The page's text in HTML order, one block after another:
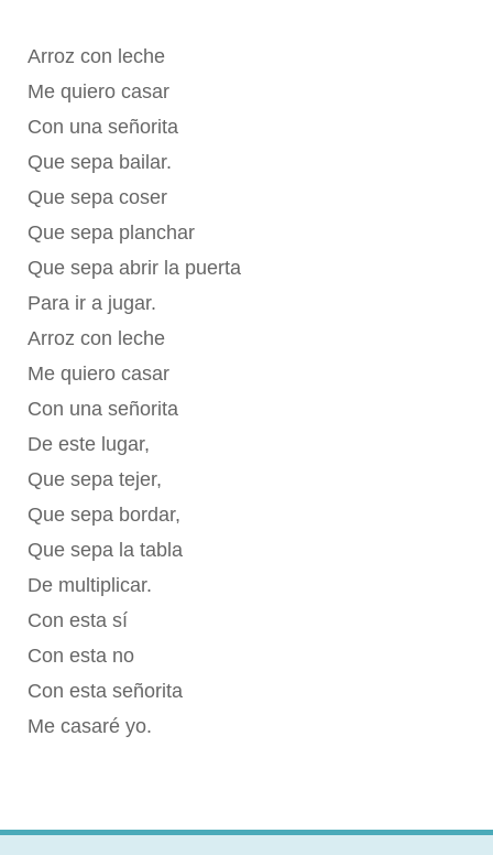
Arroz con leche
Me quiero casar
Con una señorita
Que sepa bailar.
Que sepa coser
Que sepa planchar
Que sepa abrir la puerta
Para ir a jugar.
Arroz con leche
Me quiero casar
Con una señorita
De este lugar,
Que sepa tejer,
Que sepa bordar,
Que sepa la tabla
De multiplicar.
Con esta sí
Con esta no
Con esta señorita
Me casaré yo.